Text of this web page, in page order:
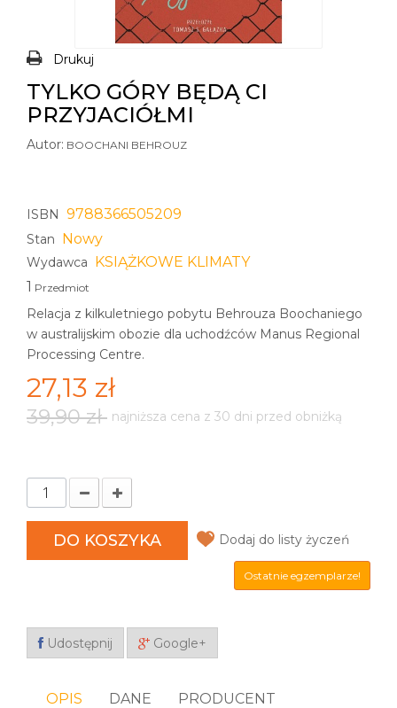
Drukuj
TYLKO GÓRY BĘDĄ CI
PRZYJACIÓŁMI
Autor: BOOCHANI BEHROUZ
ISBN 9788366505209
Stan Nowy
Wydawca KSIĄŻKOWE KLIMATY
1 Przedmiot
Relacja z kilkuletniego pobytu Behrouza Boochaniego
w australijskim obozie dla uchodźców Manus Regional
Processing Centre.
27,13 zł
39,90 zł najniższa cena z 30 dni przed obniżką
DO KOSZYKA Dodaj do listy życzeń
Ostatnie egzemplarze!
Udostępnij Google+
OPIS DANE PRODUCENT